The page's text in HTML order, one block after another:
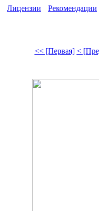
Лицензии Рекомендации
<< [Первая] <